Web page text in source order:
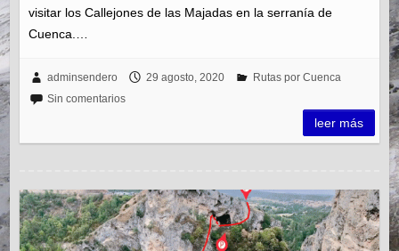
visitar los Callejones de las Majadas en la serranía de
Cuenca.…
adminsendero 29 agosto, 2020
Rutas por Cuenca
Sin comentarios
leer más